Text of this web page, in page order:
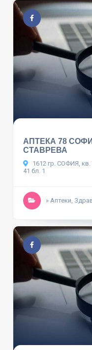
АПТЕКА 78
СТАВРЕВА
1612 гр. СОФИЯ,
41 бл. 1
» Аптеки,